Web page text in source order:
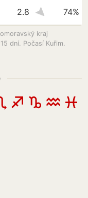
2.8 74%
kraj
dní. Počasí Kuřim.